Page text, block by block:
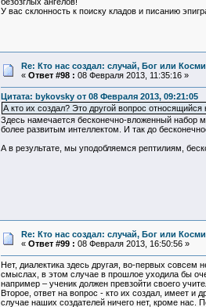
У вас склонность к поиску кладов и писанию
Re: Кто нас создал: случай, Бог или
« Ответ #98 : 08 Февраля 2013, 11:35:16 »
Цитата: bykovsky от 08 Февраля 2013, 09:21:05
А кто их создал? Это другой вопрос
Здесь намечается бесконечно-вложенный набор
более развитым интеллектом. И так до
А в результате, мы уподобляемся рептилиям,
Re: Кто нас создал: случай, Бог или
« Ответ #99 : 08 Февраля 2013, 16:50:56 »
Нет, диалектика здесь другая, во-первых
смыслах, в этом случае в прошлое уходила бы
например – ученик должен превзойти своего
Второе, ответ на вопрос - кто их создал, имеет
случае наших создателей ничего нет, кроме нас.